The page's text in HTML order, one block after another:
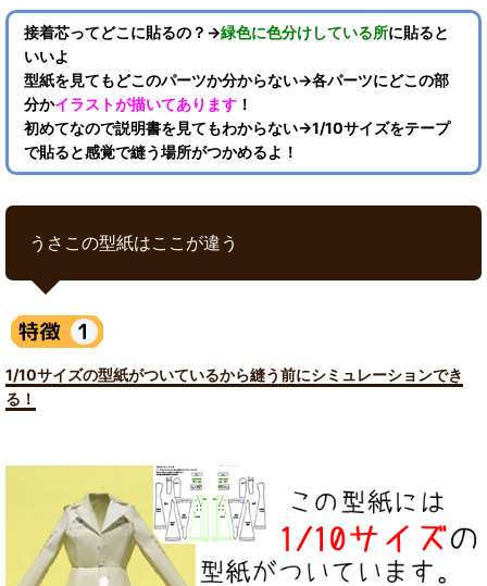
接着芯ってどこに貼るの？→緑色に色分けしている所に貼ると
いいよ
型紙を見てもどこのパーツか分からない→各パーツにどこの部
分かイラストが描いてあります ！
初めてなので説明書を見てもわからない→1/10サイズをテープ
で貼ると感覚で縫う場所がつかめるよ！
うさこの型紙はここが違う
1/10サイズの型紙がついているから縫う前にシミュレーションでき
る！